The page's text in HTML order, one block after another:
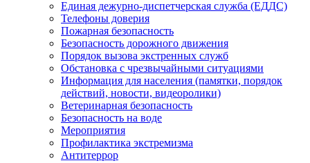
Единая дежурно-диспетчерская служба (ЕДДС)
Телефоны доверия
Пожарная безопасность
Безопасность дорожного движения
Порядок вызова экстренных служб
Обстановка с чрезвычайными ситуациями
Информация для населения (памятки, порядок
действий, новости, видеоролики)
Ветеринарная безопасность
Безопасность на воде
Мероприятия
Профилактика экстремизма
Антитеррор